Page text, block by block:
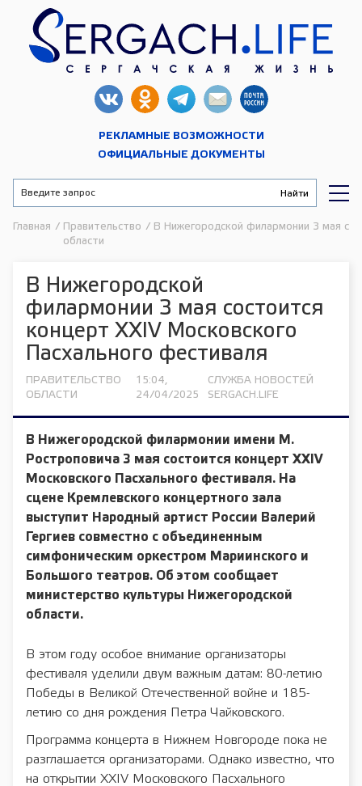
РЕКЛАМНЫЕ ВОЗМОЖНОСТИ
ОФИЦИАЛЬНЫЕ ДОКУМЕНТЫ
Главная /
Правительство
области
/ В Нижегородской филармонии 3 мая
В Нижегородской
филармонии 3 мая состоится
концерт XХIV Московского
Пасхального фестиваля
ПРАВИТЕЛЬСТВО
ОБЛАСТИ
15:04,
24/04/2025
СЛУЖБА НОВОСТЕЙ
SERGACH.LIFE
В Нижегородской филармонии имени М.
Ростроповича 3 мая состоится концерт XХIV
Московского Пасхального фестиваля. На
сцене Кремлевского концертного зала
выступит Народный артист России Валерий
Гергиев совместно с объединенным
симфоническим оркестром Мариинского и
Большого театров. Об этом сообщает
министерство культуры Нижегородской
области.
В этом году особое внимание организаторы
фестиваля уделили двум важным датам: 80-летию
Победы в Великой Отечественной войне и 185-
летию со дня рождения Петра Чайковского.
Программа концерта в Нижнем Новгороде пока не
разглашается организаторами. Однако известно, что
на открытии XХIV Московского Пасхального